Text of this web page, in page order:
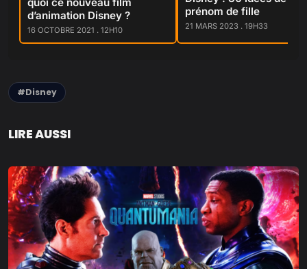
d’animation Disney ?
16 OCTOBRE 2021 . 12H10
prénom de fille
21 MARS 2023 . 19H33
#Disney
LIRE AUSSI